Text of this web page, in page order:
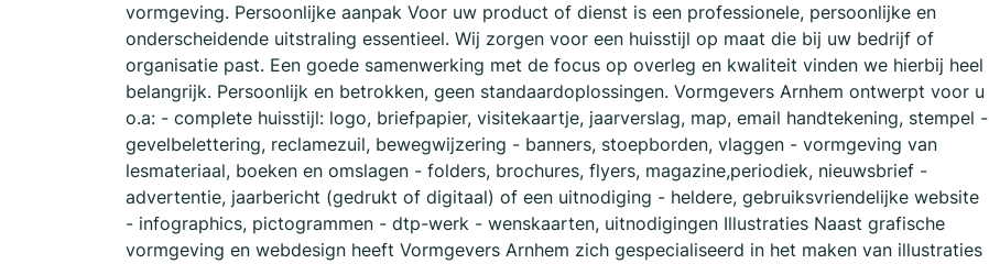
vormgeving. Persoonlijke aanpak Voor uw product of dienst is een professionele, persoonlijke en
onderscheidende uitstraling essentieel. Wij zorgen voor een huisstijl op maat die bij uw bedrijf of
organisatie past. Een goede samenwerking met de focus op overleg en kwaliteit vinden we hierbij heel
belangrijk. Persoonlijk en betrokken, geen standaardoplossingen. Vormgevers Arnhem ontwerpt voor u
o.a: - complete huisstijl: logo, briefpapier, visitekaartje, jaarverslag, map, email handtekening, stempel -
gevelbelettering, reclamezuil, bewegwijzering - banners, stoepborden, vlaggen - vormgeving van
lesmateriaal, boeken en omslagen - folders, brochures, flyers, magazine,periodiek, nieuwsbrief -
advertentie, jaarbericht (gedrukt of digitaal) of een uitnodiging - heldere, gebruiksvriendelijke website
- infographics, pictogrammen - dtp-werk - wenskaarten, uitnodigingen Illustraties Naast grafische
vormgeving en webdesign heeft Vormgevers Arnhem zich gespecialiseerd in het maken van illustraties